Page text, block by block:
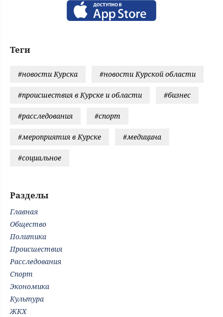
Теги
#новости Курска #новости Курской области
#происшествия в Курске и области #бизнес
#расследования #спорт
#мероприятия в Курске #медицина
#социальное
Разделы
Главная
Общество
Политика
Происшествия
Расследования
Спорт
Экономика
Культура
ЖКХ